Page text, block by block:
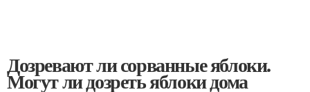
Дозревают ли сорванные яблоки.
Могут ли дозреть яблоки дома